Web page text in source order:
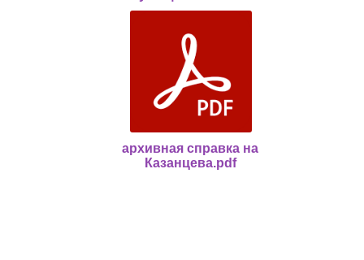
архивная справка на
Казанцева.pdf